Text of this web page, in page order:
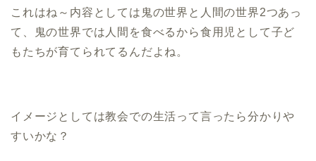
これはね～内容としては鬼の世界と人間の世界2つあっ
て、鬼の世界では人間を食べるから食用児として子ど
もたちが育てられてるんだよね。
イメージとしては教会での生活って言ったら分かりや
すいかな？